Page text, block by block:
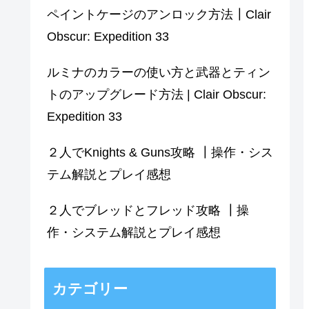
ペイントケージのアンロック方法┃Clair
Obscur: Expedition 33
ルミナのカラーの使い方と武器とティン
トのアップグレード方法 | Clair Obscur:
Expedition 33
２人でKnights & Guns攻略 ┃操作・シス
テム解説とプレイ感想
２人でブレッドとフレッド攻略 ┃操
作・システム解説とプレイ感想
カテゴリー